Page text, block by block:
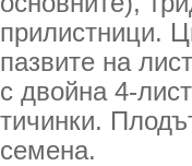
прилистници.
пазвите на
с двойна 4-
тичинки.
семена.